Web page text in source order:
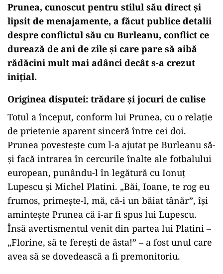
Prunea, cunoscut pentru stilul său direct și
lipsit de menajamente, a făcut publice detalii
despre conflictul său cu Burleanu, conflict ce
durează de ani de zile și care pare să aibă
rădăcini mult mai adânci decât s-a crezut
inițial.
Originea disputei: trădare și jocuri de culise
Totul a început, conform lui Prunea, cu o relație
de prietenie aparent sinceră între cei doi.
Prunea povestește cum l-a ajutat pe Burleanu să-
și facă intrarea în cercurile înalte ale fotbalului
european, punându-l în legătură cu Ionuț
Lupescu și Michel Platini. „Băi, Ioane, te rog eu
frumos, primește-l, mă, că-i un băiat tânăr”, își
amintește Prunea că i-ar fi spus lui Lupescu.
Însă avertismentul venit din partea lui Platini –
„Florine, să te ferești de ăsta!” – a fost unul care
avea să se dovedească a fi premonitoriu.